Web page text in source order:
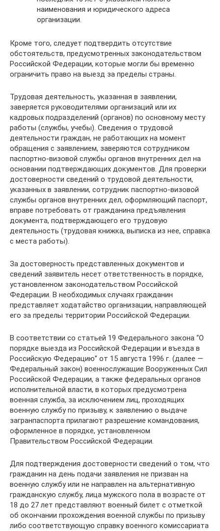
наименования и юридического адреса
организации.
Кроме того, следует подтвердить отсутствие
обстоятельств, предусмотренных законодательством
Российской Федерации, которые могли бы временно
ограничить право на выезд за пределы страны.
Трудовая деятельность, указанная в заявлении,
заверяется руководителями организаций или их
кадровых подразделений (органов) по основному месту
работы (службы, учебы). Сведения о трудовой
деятельности граждан, не работающих на момент
обращения с заявлением, заверяются сотрудником
паспортно-визовой службы органов внутренних дел на
основании подтверждающих документов. Для проверки
достоверности сведений о трудовой деятельности,
указанных в заявлении, сотрудник паспортно-визовой
службы органов внутренних дел, оформляющий паспорт,
вправе потребовать от гражданина предъявления
документа, подтверждающего его трудовую
деятельность (трудовая книжка, выписка из нее, справка
с места работы).
За достоверность представленных документов и
сведений заявитель несет ответственность в порядке,
установленном законодательством Российской
Федерации. В необходимых случаях гражданин
представляет ходатайство организации, направляющей
его за пределы территории Российской Федерации.
В соответствии со статьей 19 Федерального закона “О
порядке выезда из Российской Федерации и въезда в
Российскую Федерацию” от 15 августа 1996 г. (далее —
Федеральный закон) военнослужащие Вооруженных Сил
Российской Федерации, а также федеральных органов
исполнительной власти, в которых предусмотрена
военная служба, за исключением лиц, проходящих
военную службу по призыву, к заявлению о выдаче
загранпаспорта прилагают разрешение командования,
оформленное в порядке, установленном
Правительством Российской Федерации.
Для подтверждения достоверности сведений о том, что
гражданин на день подачи заявления не призван на
военную службу или не направлен на альтернативную
гражданскую службу, лица мужского пола в возрасте от
18 до 27 лет представляют военный билет с отметкой
об окончании прохождения военной службы по призыву
либо соответствующую справку военного комиссариата